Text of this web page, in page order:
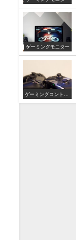
ゲーミングモニター
ゲーミングコントロ
ーラー